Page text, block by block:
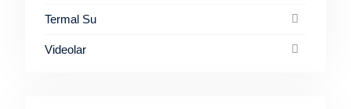
Termal Su
Videolar